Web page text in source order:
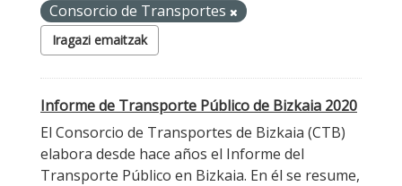
Consorcio de Transportes
Iragazi emaitzak
Informe de Transporte Público de Bizkaia 2020
El Consorcio de Transportes de Bizkaia (CTB)
elabora desde hace años el Informe del
Transporte Público en Bizkaia. En él se resume,